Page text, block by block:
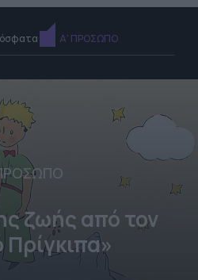
Α' ΠΡΟΣΩΠΟ
ζωής από τον